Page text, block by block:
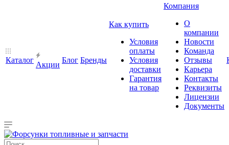
Каталог
Акции
Блог Бренды
Как купить
Условия
оплаты
Условия
доставки
Гарантия
на товар
Компания
О
компании
Новости
Команда
Отзывы
Карьера
Контакты
Реквизиты
Лицензии
Документы